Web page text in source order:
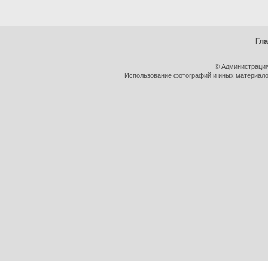
©
Использование фотографий и иных